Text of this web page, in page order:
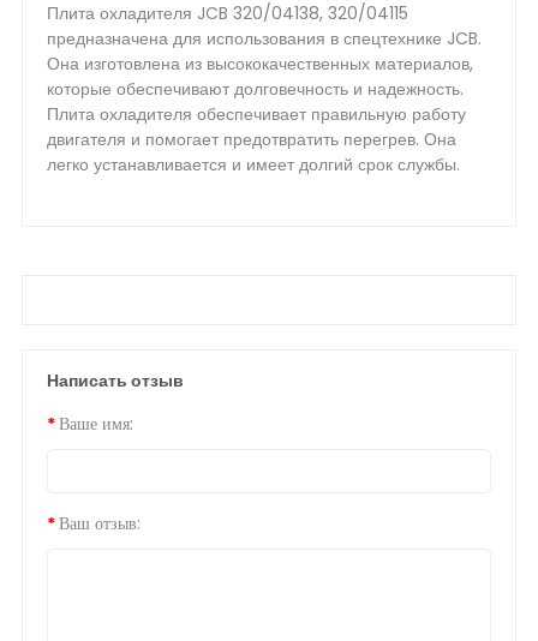
Плита охладителя JCB 320/04138, 320/04115
предназначена для использования в спецтехнике JCB.
Она изготовлена из высококачественных материалов,
которые обеспечивают долговечность и надежность.
Плита охладителя обеспечивает правильную работу
двигателя и помогает предотвратить перегрев. Она
легко устанавливается и имеет долгий срок службы.
Написать отзыв
Ваше имя:
Ваш отзыв: